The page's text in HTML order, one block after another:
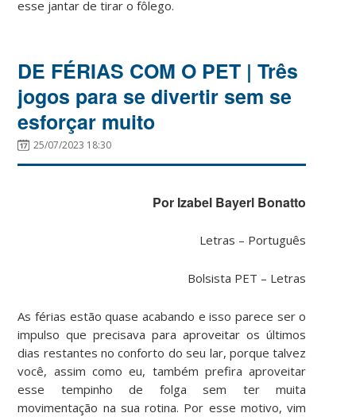
esse jantar de tirar o fôlego.
DE FÉRIAS COM O PET | Três
jogos para se divertir sem se
esforçar muito
25/07/2023 18:30
Por Izabel Bayerl Bonatto
Letras – Português
Bolsista PET – Letras
As férias estão quase acabando e isso parece ser o
impulso que precisava para aproveitar os últimos
dias restantes no conforto do seu lar, porque talvez
você, assim como eu, também prefira aproveitar
esse tempinho de folga sem ter muita
movimentação na sua rotina. Por esse motivo, vim